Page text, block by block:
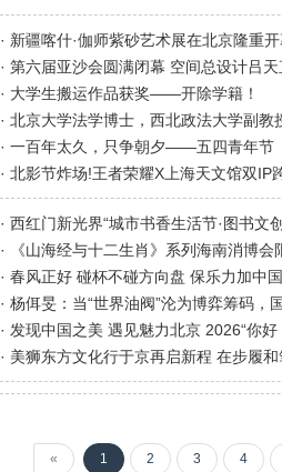
· 新疆喀什·伽师紫砂艺术展在北京隆重开
· 第六届亚沙会圆满闭幕 空间总设计吕
· 大学生搬运作品获奖——开除学籍！
· 北京大学法学博士，西北政法大学副
· 一百年太久，只争朝夕——五四青年节
· 西红门新光界“城市书香生活节·图书文
· 《山海经与十二生肖》系列海南消博
· 春风正好 碰杯不碰方向盘 保乐力加中
· 杨佴旻：当“世界油阀”沦为博弈筹码
· 发现中国之美 遇见魅力北京 2026“你
· 美狮东方文化行于京再启新程 在步履
« 1 2 3 4